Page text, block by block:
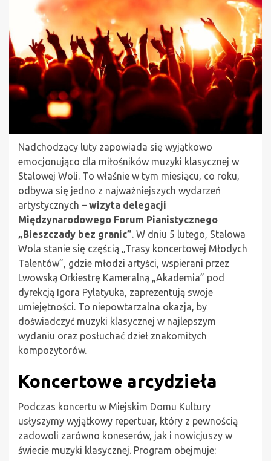
Nadchodzący luty zapowiada się wyjątkowo
emocjonująco dla miłośników muzyki klasycznej w
Stalowej Woli. To właśnie w tym miesiącu, co roku,
odbywa się jedno z najważniejszych wydarzeń
artystycznych – wizyta delegacji
Międzynarodowego Forum Pianistycznego
„Bieszczady bez granic”. W dniu 5 lutego, Stalowa
Wola stanie się częścią „Trasy koncertowej Młodych
Talentów”, gdzie młodzi artyści, wspierani przez
Lwowską Orkiestrę Kameralną „Akademia” pod
dyrekcją Igora Pylatyuka, zaprezentują swoje
umiejętności. To niepowtarzalna okazja, by
doświadczyć muzyki klasycznej w najlepszym
wydaniu oraz posłuchać dzieł znakomitych
kompozytorów.
Koncertowe arcydzieła
Podczas koncertu w Miejskim Domu Kultury
usłyszymy wyjątkowy repertuar, który z pewnością
zadowoli zarówno koneserów, jak i nowicjuszy w
świecie muzyki klasycznej. Program obejmuje: